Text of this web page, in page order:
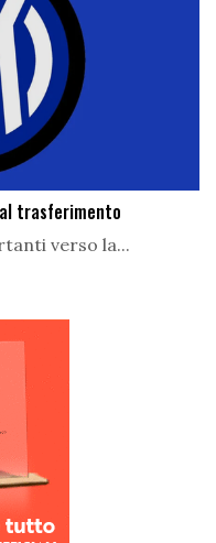
trasferimento
verso la...